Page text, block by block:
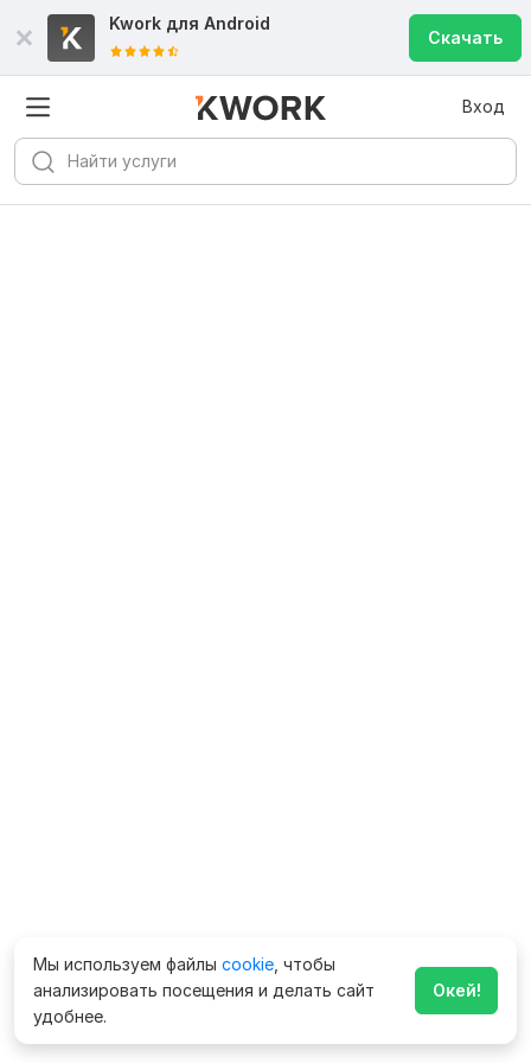
Kwork для Android
Скачать
Вход
Мы используем файлы cookie , чтобы
анализировать посещения и делать сайт
удобнее.
Окей!